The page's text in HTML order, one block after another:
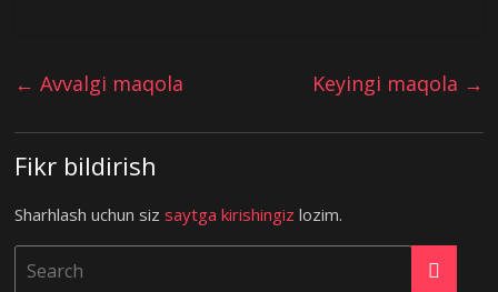
← Avvalgi maqola Keyingi maqola →
Fikr bildirish
Sharhlash uchun sizsaytga kirishingiz lozim.